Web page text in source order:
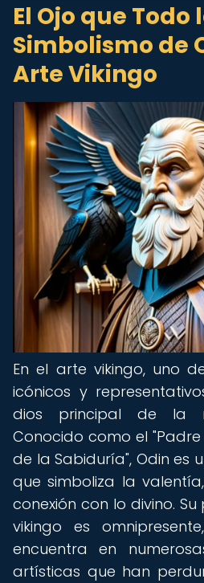
El Ojo que Todo
Simbolismo de
Arte Vikingo
En el arte vikingo, uno
icónicos y
dios principal de la
Conocido como el "Padre
de la Sabiduría", Odin es
que simboliza la
conexión con lo divino.
vikingo es
encuentra en
artísticas que han